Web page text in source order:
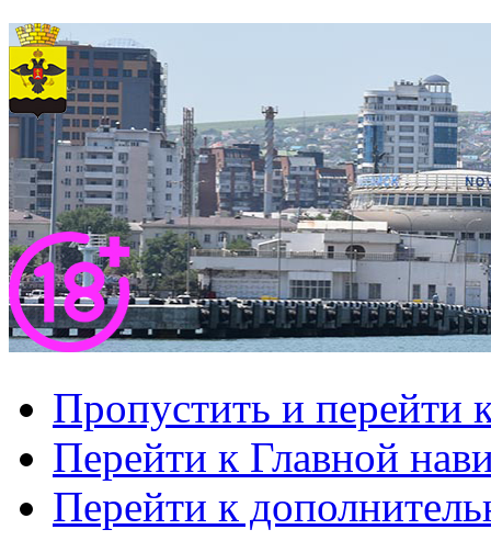
Пропустить и перейти
Перейти к Главной
Перейти к